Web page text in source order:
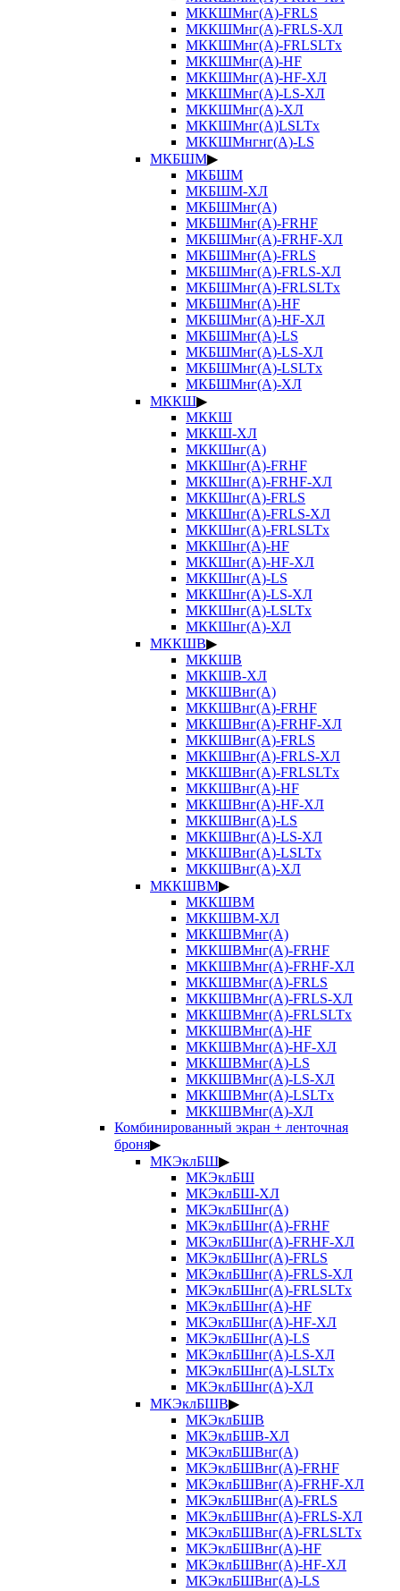
МККШМнг(А)-FRLS
МККШМнг(А)-FRLS-ХЛ
МККШМнг(А)-FRLSLTx
МККШМнг(А)-HF
МККШМнг(А)-HF-ХЛ
МККШМнг(А)-LS-ХЛ
МККШМнг(А)-ХЛ
МККШМнг(А)LSLTx
МККШМнгнг(А)-LS
МКБШМ▶
МКБШМ
МКБШМ-ХЛ
МКБШМнг(А)
МКБШМнг(А)-FRHF
МКБШМнг(А)-FRHF-ХЛ
МКБШМнг(А)-FRLS
МКБШМнг(А)-FRLS-ХЛ
МКБШМнг(А)-FRLSLTx
МКБШМнг(А)-HF
МКБШМнг(А)-HF-ХЛ
МКБШМнг(А)-LS
МКБШМнг(А)-LS-ХЛ
МКБШМнг(А)-LSLTx
МКБШМнг(А)-ХЛ
МККШ▶
МККШ
МККШ-ХЛ
МККШнг(А)
МККШнг(А)-FRHF
МККШнг(А)-FRHF-ХЛ
МККШнг(А)-FRLS
МККШнг(А)-FRLS-ХЛ
МККШнг(А)-FRLSLTx
МККШнг(А)-HF
МККШнг(А)-HF-ХЛ
МККШнг(А)-LS
МККШнг(А)-LS-ХЛ
МККШнг(А)-LSLTx
МККШнг(А)-ХЛ
МККШВ▶
МККШВ
МККШВ-ХЛ
МККШВнг(А)
МККШВнг(А)-FRHF
МККШВнг(А)-FRHF-ХЛ
МККШВнг(А)-FRLS
МККШВнг(А)-FRLS-ХЛ
МККШВнг(А)-FRLSLTx
МККШВнг(А)-HF
МККШВнг(А)-HF-ХЛ
МККШВнг(А)-LS
МККШВнг(А)-LS-ХЛ
МККШВнг(А)-LSLTx
МККШВнг(А)-ХЛ
МККШВМ▶
МККШВМ
МККШВМ-ХЛ
МККШВМнг(А)
МККШВМнг(А)-FRHF
МККШВМнг(А)-FRHF-ХЛ
МККШВМнг(А)-FRLS
МККШВМнг(А)-FRLS-ХЛ
МККШВМнг(А)-FRLSLTx
МККШВМнг(А)-HF
МККШВМнг(А)-HF-ХЛ
МККШВМнг(А)-LS
МККШВМнг(А)-LS-ХЛ
МККШВМнг(А)-LSLTx
МККШВМнг(А)-ХЛ
Комбинированный экран + ленточная
броня▶
МКЭклБШ▶
МКЭклБШ
МКЭклБШ-ХЛ
МКЭклБШнг(А)
МКЭклБШнг(А)-FRHF
МКЭклБШнг(А)-FRHF-ХЛ
МКЭклБШнг(А)-FRLS
МКЭклБШнг(А)-FRLS-ХЛ
МКЭклБШнг(А)-FRLSLTx
МКЭклБШнг(А)-HF
МКЭклБШнг(А)-HF-ХЛ
МКЭклБШнг(А)-LS
МКЭклБШнг(А)-LS-ХЛ
МКЭклБШнг(А)-LSLTx
МКЭклБШнг(А)-ХЛ
МКЭклБШВ▶
МКЭклБШВ
МКЭклБШВ-ХЛ
МКЭклБШВнг(А)
МКЭклБШВнг(А)-FRHF
МКЭклБШВнг(А)-FRHF-ХЛ
МКЭклБШВнг(А)-FRLS
МКЭклБШВнг(А)-FRLS-ХЛ
МКЭклБШВнг(А)-FRLSLTx
МКЭклБШВнг(А)-HF
МКЭклБШВнг(А)-HF-ХЛ
МКЭклБШВнг(А)-LS